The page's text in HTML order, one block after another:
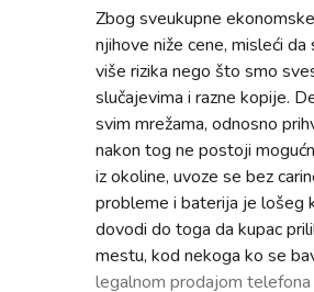
Zbog sveukupne
njihove niže cene, misleći
više rizika nego što smo
slučajevima i razne kopije.
svim mrežama, odnosno
nakon tog ne postoji
iz okoline, uvoze se bez
probleme i baterija je lošeg
dovodi do toga da kupac
mestu, kod nekoga ko se
legalnom prodajom telefona